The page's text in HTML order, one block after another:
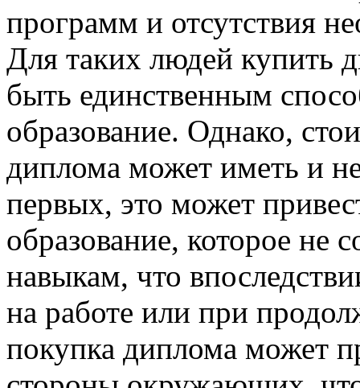
программ и отсутствия
Для таких людей купить
быть единственным
образование. Однако,
диплома может иметь и
первых, это может
образование, которое не
навыкам, что
на работе или при
покупка диплома может